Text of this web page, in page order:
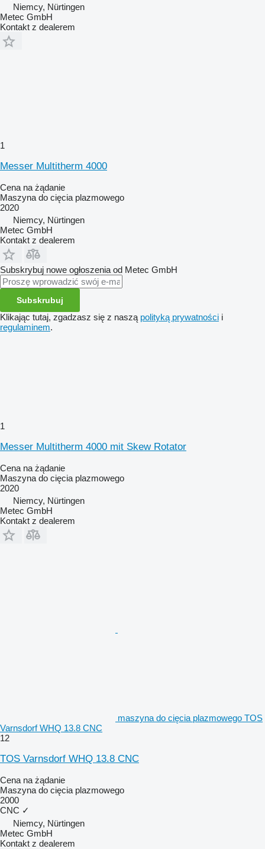
Niemcy, Nürtingen
Metec GmbH
Kontakt z dealerem
1
Messer Multitherm 4000
Cena na żądanie
Maszyna do cięcia plazmowego
2020
Niemcy, Nürtingen
Metec GmbH
Kontakt z dealerem
Subskrybuj nowe ogłoszenia od Metec GmbH
Subskrubuj
Klikając tutaj, zgadzasz się z naszą polityką prywatności i
regulaminem.
1
Messer Multitherm 4000 mit Skew Rotator
Cena na żądanie
Maszyna do cięcia plazmowego
2020
Niemcy, Nürtingen
Metec GmbH
Kontakt z dealerem
maszyna do cięcia plazmowego TOS
Varnsdorf WHQ 13.8 CNC
12
TOS Varnsdorf WHQ 13.8 CNC
Cena na żądanie
Maszyna do cięcia plazmowego
2000
CNC ✓
Niemcy, Nürtingen
Metec GmbH
Kontakt z dealerem